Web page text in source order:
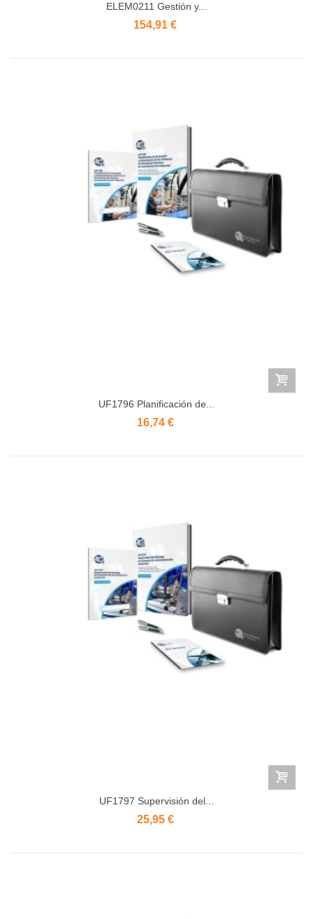
ELEM0211 Gestión y...
154,91 €
UF1796 Planificación de...
16,74 €
UF1797 Supervisión del...
25,95 €